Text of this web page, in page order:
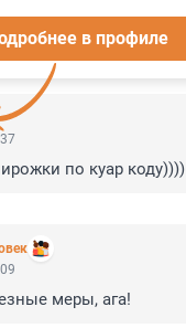
29
в профиле
по куар коду))))
меры, ага!